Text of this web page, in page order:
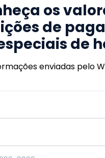
os
de
de
enviadas pelo